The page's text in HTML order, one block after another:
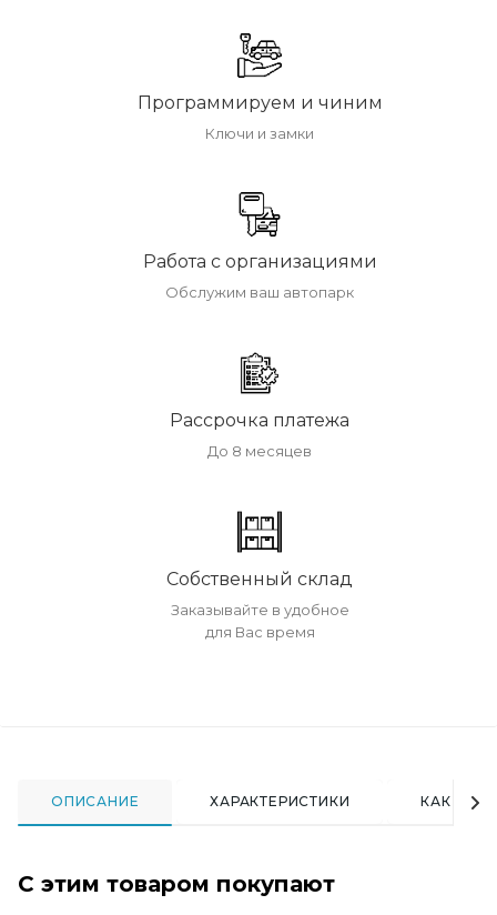
Программируем и чиним
Ключи и замки
Работа с организациями
Обслужим ваш автопарк
Рассрочка платежа
До 8 месяцев
Собственный склад
Заказывайте в удобное
для Вас время
ОПИСАНИЕ ХАРАКТЕРИСТИКИ КАК
С этим товаром покупают